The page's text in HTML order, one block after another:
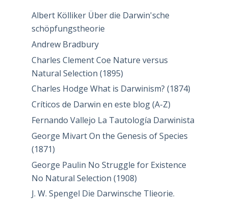
Albert Kölliker Über die Darwin'sche
schöpfungstheorie
Andrew Bradbury
Charles Clement Coe Nature versus
Natural Selection (1895)
Charles Hodge What is Darwinism? (1874)
Críticos de Darwin en este blog (A-Z)
Fernando Vallejo La Tautología Darwinista
George Mivart On the Genesis of Species
(1871)
George Paulin No Struggle for Existence
No Natural Selection (1908)
J. W. Spengel Die Darwinsche Tlieorie.